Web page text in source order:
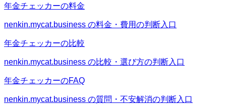
年金チェッカーの料金
nenkin.mycat.business の料金・費用の判断入口
年金チェッカーの比較
nenkin.mycat.business の比較・選び方の判断入口
年金チェッカーのFAQ
nenkin.mycat.business の質問・不安解消の判断入口